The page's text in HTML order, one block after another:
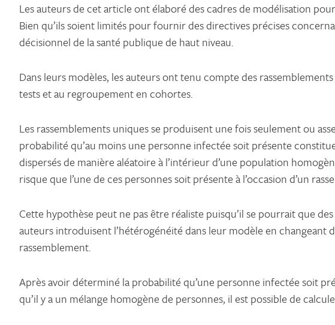
Les auteurs de cet article ont élaboré des cadres de modélisation
Bien qu’ils soient limités pour fournir des directives précises
décisionnel de la santé publique de haut niveau.
Dans leurs modèles, les auteurs ont tenu compte des
tests et au regroupement en cohortes.
Les rassemblements uniques se produisent une fois seulement ou
probabilité qu’au moins une personne infectée soit présente
dispersés de manière aléatoire à l’intérieur d’une population
risque que l’une de ces personnes soit présente à l’occasion d’un
Cette hypothèse peut ne pas être réaliste puisqu’il se pourrait que
auteurs introduisent l’hétérogénéité dans leur modèle en changeant
rassemblement.
Après avoir déterminé la probabilité qu’une personne infectée soit
qu’il y a un mélange homogène de personnes, il est possible de